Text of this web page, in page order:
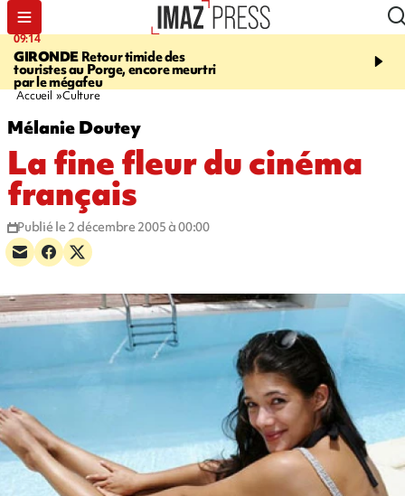
09:14
GIRONDE Retour timide des
touristes au Porge, encore meurtri
par le mégafeu
13:09
Des
font cinq morts en
Accueil Culture
Mélanie Doutey
La fine fleur du cinéma
français
Publié le 2 décembre 2005 à 00:00